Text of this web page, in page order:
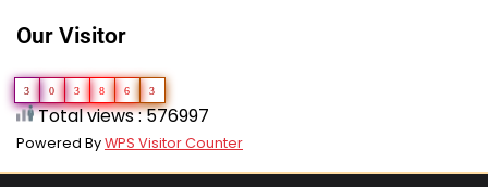
Our Visitor
3 0 3 8 6 3
Total views : 576997
Powered ByWPS Visitor Counter